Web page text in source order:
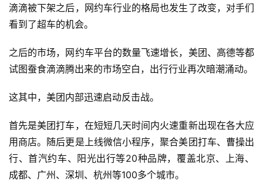
滴滴被下架之后，网约车行业的格局也发生了改变，对手们
看到了超车的机会。
之后的市场，网约车平台的数量飞速增长，美团、高德等都
试图蚕食滴滴腾出来的市场空白，出行行业再次暗潮涌动。
这其中，美团内部迅速启动反击战。
首先是美团打车，在短短几天时间内火速重新出现在各大应
用商店。随后更是上线微信小程序，聚合美团打车、曹操出
行、首汽约车、阳光出行等20种品牌，覆盖北京、上海、
成都、广州、深圳、杭州等100多个城市。